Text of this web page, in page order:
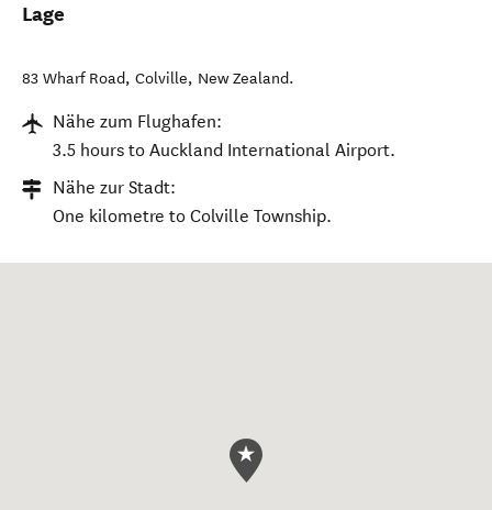
Lage
83 Wharf Road, Colville, New Zealand.
Nähe zum Flughafen:
3.5 hours to Auckland International Airport.
Nähe zur Stadt:
One kilometre to Colville Township.